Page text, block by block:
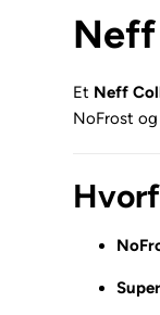
Et Neff
NoFrost og